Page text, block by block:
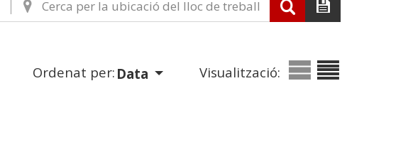
Ordenat per: Data Visualització: